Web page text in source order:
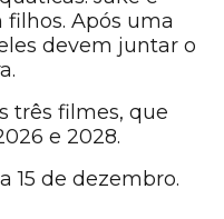
Após uma
devem juntar o
três filmes, que
e 2028.
15 de dezembro.